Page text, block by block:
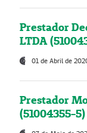
Prestador
LTDA
01 de Abril de
Prestador
(51004355-5)